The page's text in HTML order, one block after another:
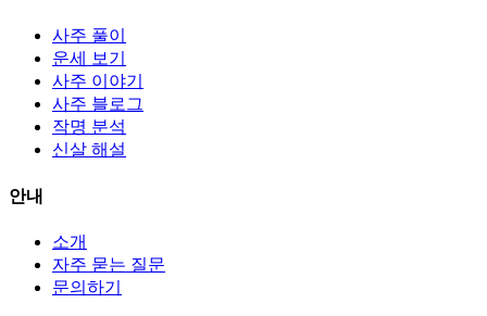
사주 풀이
운세 보기
사주 이야기
사주 블로그
작명 분석
신살 해설
안내
소개
자주 묻는 질문
문의하기